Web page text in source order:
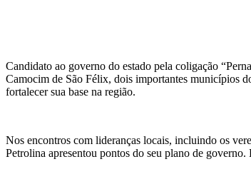
Candidato ao governo do estado pela coligação
Camocim de São Félix, dois importantes municípios
fortalecer sua base na região.
Nos encontros com lideranças locais, incluindo os
Petrolina apresentou pontos do seu plano de